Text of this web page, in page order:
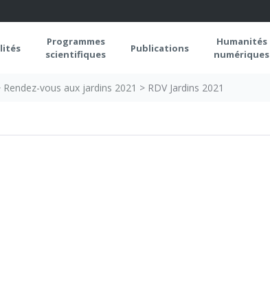
Programmes
scientifiques
Publications
Humanités
numériques
Rendez-vous aux jardins 2021 > RDV Jardins 2021